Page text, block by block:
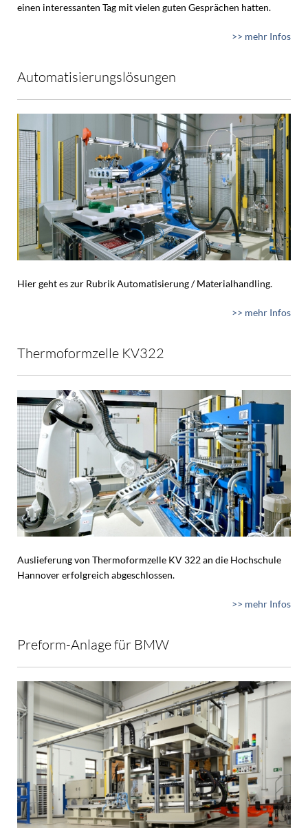
einen interessanten Tag mit vielen guten Gesprächen hatten.
>> mehr Infos
Automatisierungslösungen
Hier geht es zur Rubrik Automatisierung / Materialhandling.
>> mehr Infos
Thermoformzelle KV322
Auslieferung von Thermoformzelle KV 322 an die Hochschule
Hannover erfolgreich abgeschlossen.
>> mehr Infos
Preform-Anlage für BMW